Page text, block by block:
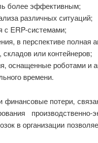
более эффективным;
различных ситуаций;
с ERP-системами;
в перспективе полная
или контейнеров;
оснащенные роботами и
времени.
потери,
в организации